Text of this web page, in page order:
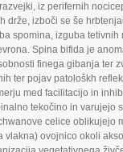
,iz perifernih
drže,izboči se še
spomina,izguba tetivnih
Spina bifida je
finega gibanja ter
ter pojav patološkh
med facilitacijo in
tekočino in varujejo
celice oblikujejo
vlakna) ovojnico okoli